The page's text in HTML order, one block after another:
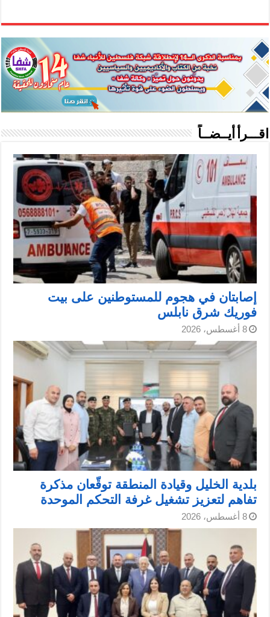
اقـــرأ أيــضــاً
إصابتان في هجوم للمستوطنين على بيت
فوريك شرق نابلس
8 أغسطس، 2026
بلدية الخليل وقيادة المنطقة توقّعان مذكرة
تفاهم لتعزيز تشغيل غرفة التحكم الموحدة
8 أغسطس، 2026